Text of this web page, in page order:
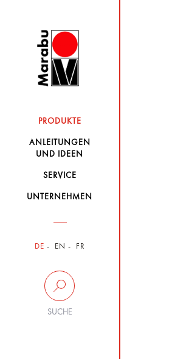
PRODUKTE
ANLEITUNGEN
UND IDEEN
SERVICE
UNTERNEHMEN
DE EN FR
SUCHE